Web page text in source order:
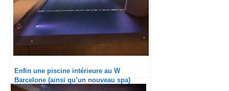
Enfin une piscine intérieure au W
Barcelone (ainsi qu’un nouveau spa)